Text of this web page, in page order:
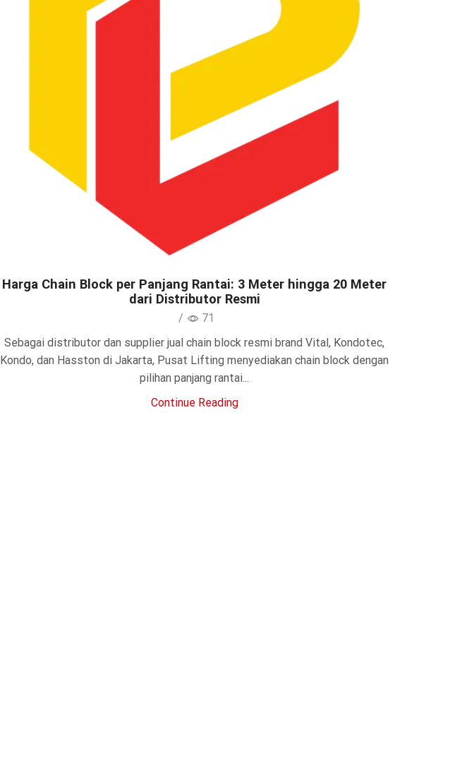
Harga Chain Block per Panjang Rantai: 3 Meter hingga 20 Meter
dari Distributor Resmi
/
71
Sebagai distributor dan supplier jual chain block resmi brand Vital, Kondotec,
Kondo, dan Hasston di Jakarta, Pusat Lifting menyediakan chain block dengan
pilihan panjang rantai...
Continue Reading